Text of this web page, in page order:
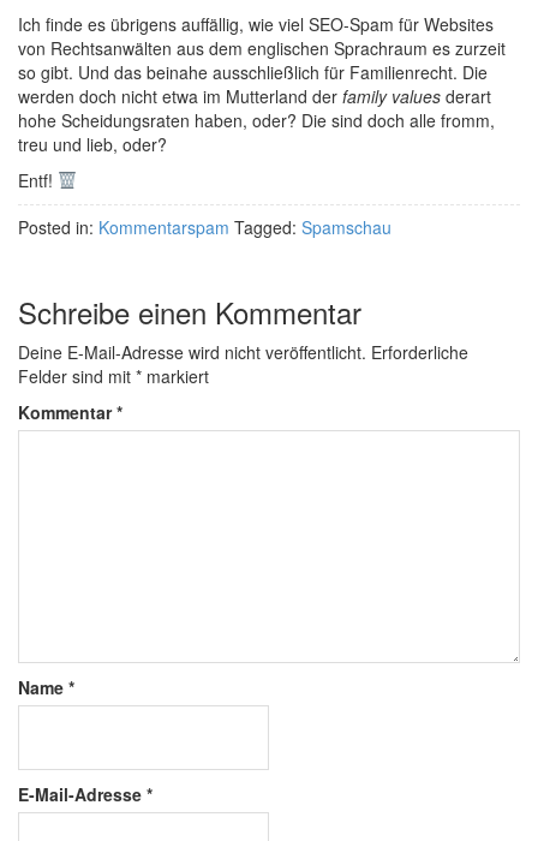
Ich finde es übrigens auffällig, wie viel SEO-Spam für Websites
von Rechtsanwälten aus dem englischen Sprachraum es zurzeit
so gibt. Und das beinahe ausschließlich für Familienrecht. Die
werden doch nicht etwa im Mutterland der family values derart
hohe Scheidungsraten haben, oder? Die sind doch alle fromm,
treu und lieb, oder?
Entf!
Posted in: Kommentarspam Tagged: Spamschau
Schreibe einen Kommentar
Deine E-Mail-Adresse wird nicht veröffentlicht. Erforderliche
Felder sind mit * markiert
Kommentar*
Name *
E-Mail-Adresse *